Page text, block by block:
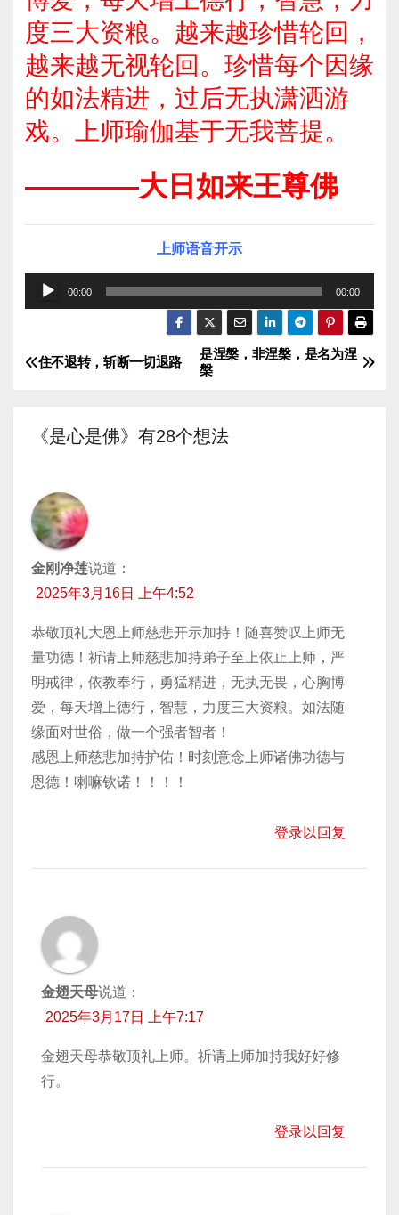
度三大资粮。越来越珍惜轮回，
越来越无视轮回。珍惜每个因缘
的如法精进，过后无执潇洒游
戏。上师瑜伽基于无我菩提。
————大日如来王尊佛
上师语音开示
频
放
00:00 00:00
文
导
是涅槃，非涅槃，是名为涅
槃
住不退转，斩断一切退路
《是心是佛》有28个想法
金刚净莲说道：
2025年3月16日 上午4:52
恭敬顶礼大恩上师慈悲开示加持！随喜赞叹上师无
量功德！祈请上师慈悲加持弟子至上依止上师，严
明戒律，依教奉行，勇猛精进，无执无畏，心胸博
爱，每天增上德行，智慧，力度三大资粮。如法随
缘面对世俗，做一个强者智者！
感恩上师慈悲加持护佑！时刻意念上师诸佛功德与
恩德！喇嘛钦诺！！！！
登录以回复
金翅天母说道：
2025年3月17日 上午7:17
金翅天母恭敬顶礼上师。祈请上师加持我好好修
行。
登录以回复